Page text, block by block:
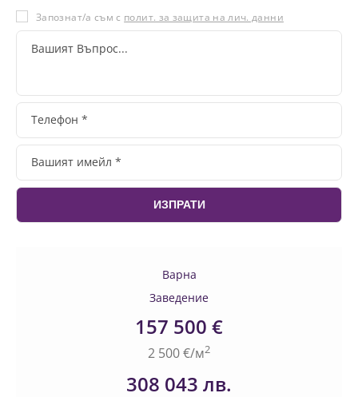
Запознат/а съм с полит. за защита на лич. данни
Варна
Заведение
157 500 €
2 500 €/м2
308 043 лв.